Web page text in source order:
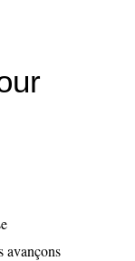
avançons